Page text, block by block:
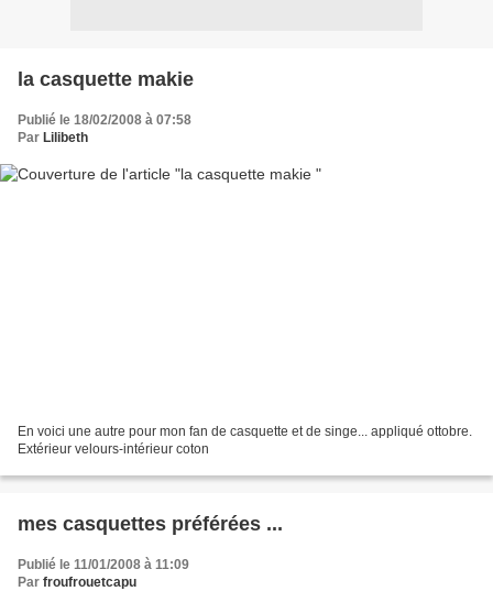
la casquette makie
Publié le 18/02/2008 à 07:58
Par Lilibeth
En voici une autre pour mon fan de casquette et de singe... appliqué ottobre.
Extérieur velours-intérieur coton
mes casquettes préférées ...
Publié le 11/01/2008 à 11:09
Par froufrouetcapu